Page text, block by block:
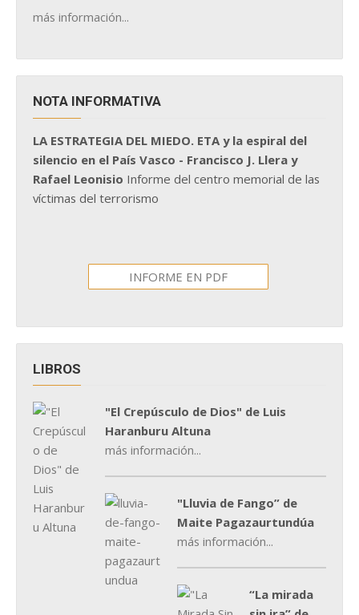
más información...
NOTA INFORMATIVA
LA ESTRATEGIA DEL MIEDO. ETA y la espiral del
silencio en el País Vasco - Francisco J. Llera y
Rafael Leonisio Informe del centro memorial de las
víctimas del terrorismo
INFORME EN PDF
LIBROS
"El Crepúsculo de Dios" de Luis
Haranburu Altuna
más información...
"Lluvia de Fango” de
Maite Pagazaurtundúa
más información...
“La mirada